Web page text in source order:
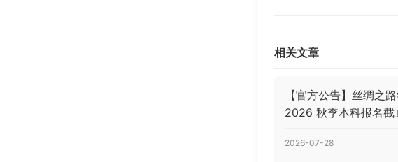
相关文章
【官方公告】丝绸之
2026 秋季本科报名截
2026-07-28